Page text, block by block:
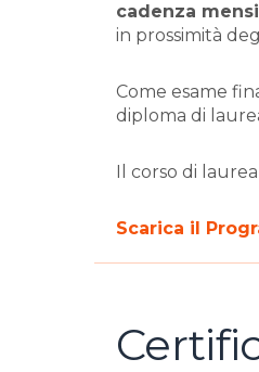
cadenza
in prossimità
Come esame
diploma di
Il corso di
Scarica il